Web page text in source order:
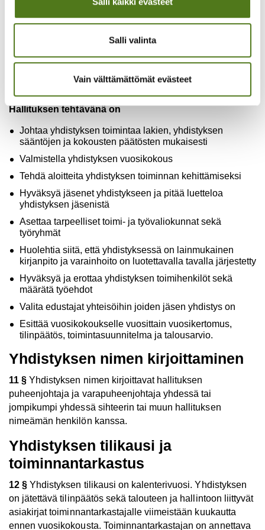
Salli valinta
Vain välttämättömät evästeet
puheenjohtaja tai varapuheenjohtaja mukaan lukien on
Hallituksen päätökseksi tulee enemmistön mielipide.
Hallituksen tehtävänä on
Johtaa yhdistyksen toimintaa lakien, yhdistyksen
sääntöjen ja kokousten päätösten mukaisesti
Valmistella yhdistyksen vuosikokous
Tehdä aloitteita yhdistyksen toiminnan kehittämiseksi
Hyväksyä jäsenet yhdistykseen ja pitää luetteloa
yhdistyksen jäsenistä
Asettaa tarpeelliset toimi- ja työvaliokunnat sekä
työryhmät
Huolehtia siitä, että yhdistyksessä on lainmukainen
kirjanpito ja varainhoito on luotettavalla tavalla järjestetty
Hyväksyä ja erottaa yhdistyksen toimihenkilöt sekä
määrätä työehdot
Valita edustajat yhteisöihin joiden jäsen yhdistys on
Esittää vuosikokoukselle vuosittain vuosikertomus,
tilinpäätös, toimintasuunnitelma ja talousarvio.
Yhdistyksen nimen kirjoittaminen
11 §Yhdistyksen nimen kirjoittavat hallituksen
puheenjohtaja ja varapuheenjohtaja yhdessä tai
jompikumpi yhdessä sihteerin tai muun hallituksen
nimeämän henkilön kanssa.
Yhdistyksen tilikausi ja
toiminnantarkastus
12 §Yhdistyksen tilikausi on kalenterivuosi. Yhdistyksen
on jätettävä tilinpäätös sekä talouteen ja hallintoon liittyvät
asiakirjat toiminnantarkastajalle viimeistään kuukautta
ennen vuosikokousta. Toiminnantarkastajan on annettava